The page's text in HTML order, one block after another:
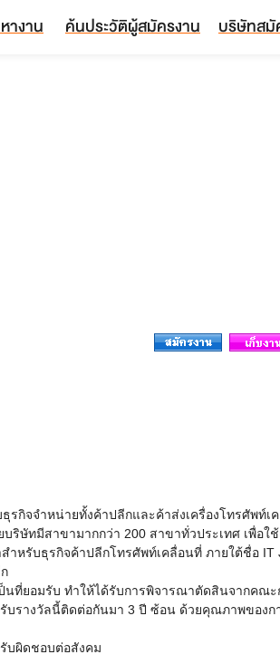
างาน ค้นประวัติผู้สมัครงาน บริษัทสมั
กิจจำหน่ายทั้งค้าปลีกและค้าส่งเครื่องโทรศัพท์เ
ษัทมีสาขามากกว่า 200 สาขาทั่วประเทศ เพื่อใ
หรับธุรกิจค้าปลีกโทรศัพท์เคลื่อนที่ ภายใต้ชื่อ IT
นที่ยอมรับ ทำให้ได้รับการพิจารณาตัดสินจากคณะ
บรางวัลนี้ติดต่อกันมา 3 ปี ซ้อน ด้วยคุณภาพของก
บผิดชอบต่อสังคม